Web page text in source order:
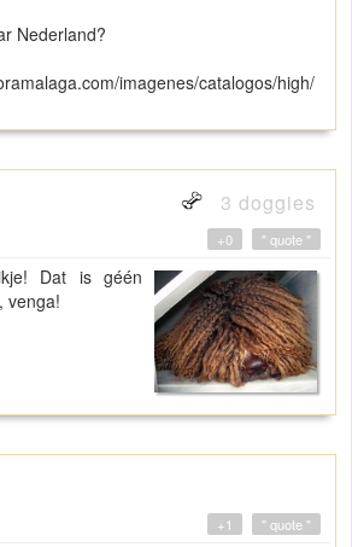
Nederland?
3 doggies
" quote "
+0
Dat is géén
venga!
" quote "
+1